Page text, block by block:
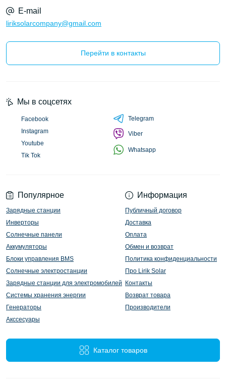
E-mail
liriksolarcompany@gmail.com
Перейти в контакты
Популярное
Зарядные станции
Инверторы
Солнечные панели
Аккумуляторы
Блоки управления BMS
Солнечные электростанции
Зарядные станции для электромобилей
Системы хранения энергии
Генераторы
Акссесуары
Информация
Публичный договор
Доставка
Оплата
Обмен и возврат
Политика конфиденциальности
Про Lirik Solar
Контакты
Возврат товара
Производители
Каталог товаров
Мы в соцсетях
Facebook
Instagram
Youtube
Tik Tok
Telegram
Viber
Whatsapp